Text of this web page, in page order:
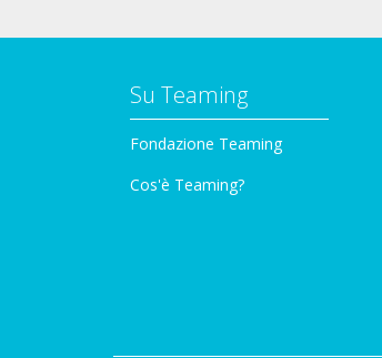
Su Teaming
Fondazione Teaming
Cos'è Teaming?